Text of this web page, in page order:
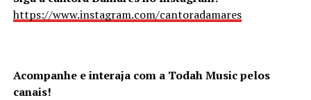
https://www.instagram.com/cantoradamares
Acompanhe e interaja com a Todah Music pelos
canais!